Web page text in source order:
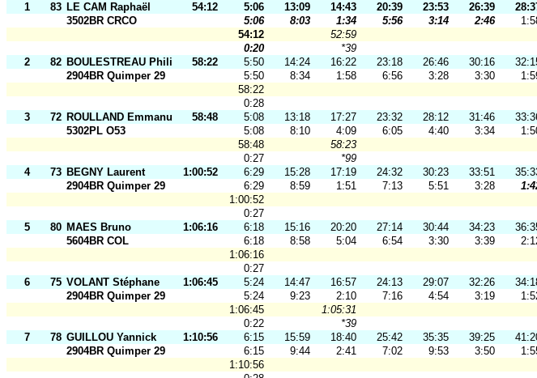
1 83 LE CAM Raphaël 54:12 5:06 13:09 14:43 20:39 23:53 26:39
3502BR CRCO
5:06 8:03 1:34 5:56 3:14 2:46
54:12
52:59
0:20
*39
2
82 BOULESTREAU Philippe 58:22 5:50 14:24 16:22 23:18 26:46 30:16
2904BR Quimper 29
5:50 8:34 1:58 6:56 3:28 3:30
58:22
0:28
3
72 ROULLAND Emmanuel 58:48 5:08 13:18 17:27 23:32 28:12 31:46
5302PL O53
5:08 8:10 4:09 6:05 4:40 3:34
58:48
58:23
0:27
*99
4
73 BEGNY Laurent 1:00:52 6:29 15:28 17:19 24:32 30:23 33:51
2904BR Quimper 29
6:29 8:59 1:51 7:13 5:51 3:28
1:00:52
0:27
5
80 MAES Bruno 1:06:16 6:18 15:16 20:20 27:14 30:44 34:23
5604BR COL
6:18 8:58 5:04 6:54 3:30 3:39
1:06:16
0:27
6
75 VOLANT Stéphane 1:06:45 5:24 14:47 16:57 24:13 29:07 32:26
2904BR Quimper 29
5:24 9:23 2:10 7:16 4:54 3:19
1:06:45
1:05:31
0:22
*39
7
78 GUILLOU Yannick 1:10:56 6:15 15:59 18:40 25:42 35:35 39:25
2904BR Quimper 29
6:15 9:44 2:41 7:02 9:53 3:50
1:10:56